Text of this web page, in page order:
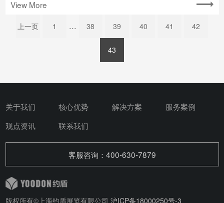
View More
上一页 1 ... 38 39 40 41 42
43
关于我们 核心优势 解决方案
服务案例
观点资讯
联系我们
客服咨询：400-630-7879
版权所有©上海约盾展览有限公司 沪ICP备18000250号-3